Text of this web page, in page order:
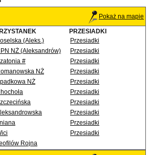
Pokaż na mapie
PRZESIADKI
(Aleks.)
Przesiadki
NŻ (Aleksandrów)
Przesiadki
#
Przesiadki
NŻ
Przesiadki
NŻ
Przesiadki
Przesiadki
Przesiadki
Przesiadki
Przesiadki
Przesiadki
Rojna